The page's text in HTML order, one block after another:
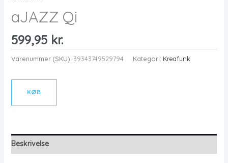
aJAZZ Qi
599,95 kr.
Varenummer (SKU): 39343749529794 Kategori: Kreafunk
KØB
Beskrivelse